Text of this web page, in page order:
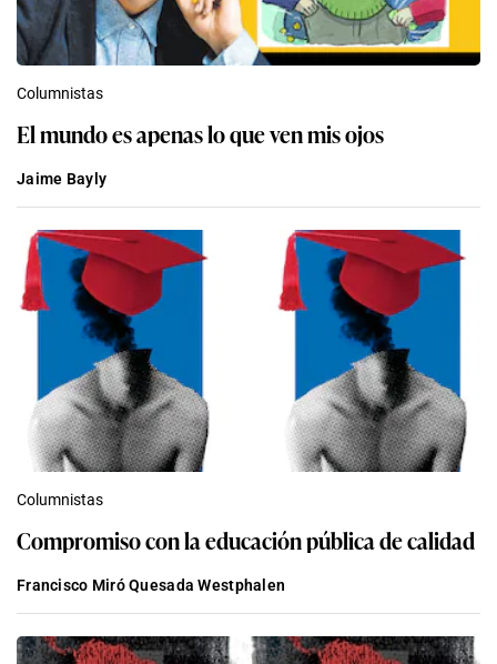
Columnistas
El mundo es apenas lo que ven mis ojos
Jaime Bayly
Columnistas
Compromiso con la educación pública de calidad
Francisco Miró Quesada Westphalen